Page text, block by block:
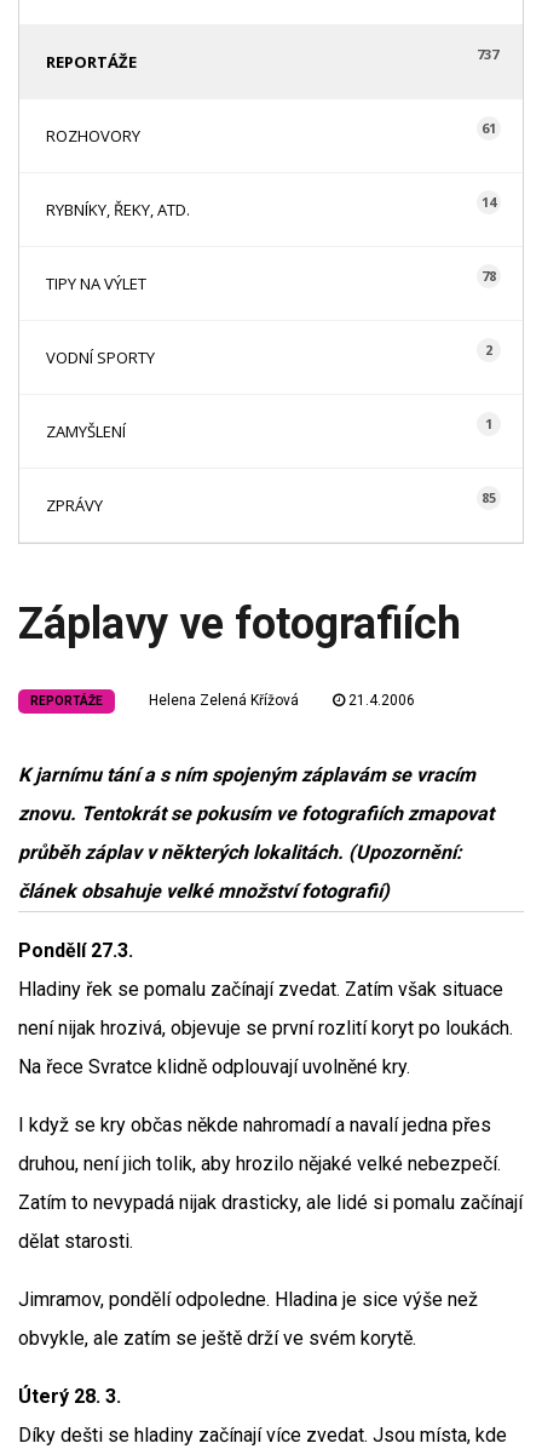
REPORTÁŽE 737
ROZHOVORY 61
RYBNÍKY, ŘEKY, ATD. 14
TIPY NA VÝLET 78
VODNÍ SPORTY 2
ZAMYŠLENÍ 1
ZPRÁVY 85
Záplavy ve fotografiích
REPORTÁŽE Helena Zelená Křížová 21.4.2006
K jarnímu tání a s ním spojeným záplavám se vracím
znovu. Tentokrát se pokusím ve fotografiích zmapovat
průběh záplav v některých lokalitách. (Upozornění:
článek obsahuje velké množství fotografií)
Pondělí 27.3.
Hladiny řek se pomalu začínají zvedat. Zatím však situace
není nijak hrozivá, objevuje se první rozlití koryt po loukách.
Na řece Svratce klidně odplouvají uvolněné kry.
I když se kry občas někde nahromadí a navalí jedna přes
druhou, není jich tolik, aby hrozilo nějaké velké nebezpečí.
Zatím to nevypadá nijak drasticky, ale lidé si pomalu začínají
dělat starosti.
Jimramov, pondělí odpoledne. Hladina je sice výše než
obvykle, ale zatím se ještě drží ve svém korytě.
Úterý 28. 3.
Díky dešti se hladiny začínají více zvedat. Jsou místa, kde